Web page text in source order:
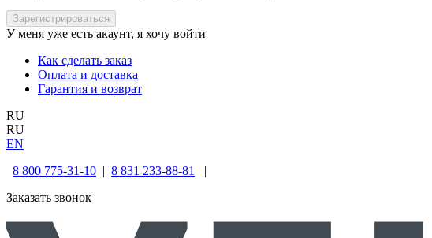
У меня уже есть акаунт, я хочу войти
Как сделать заказ
Оплата и доставка
Гарантия и возврат
RU
RU
EN
8 800 775-31-10 | 8 831 233-88-81
|
Заказать звонок